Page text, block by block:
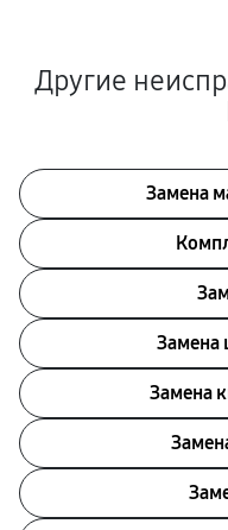
Другие
Замена
Замена
Замена